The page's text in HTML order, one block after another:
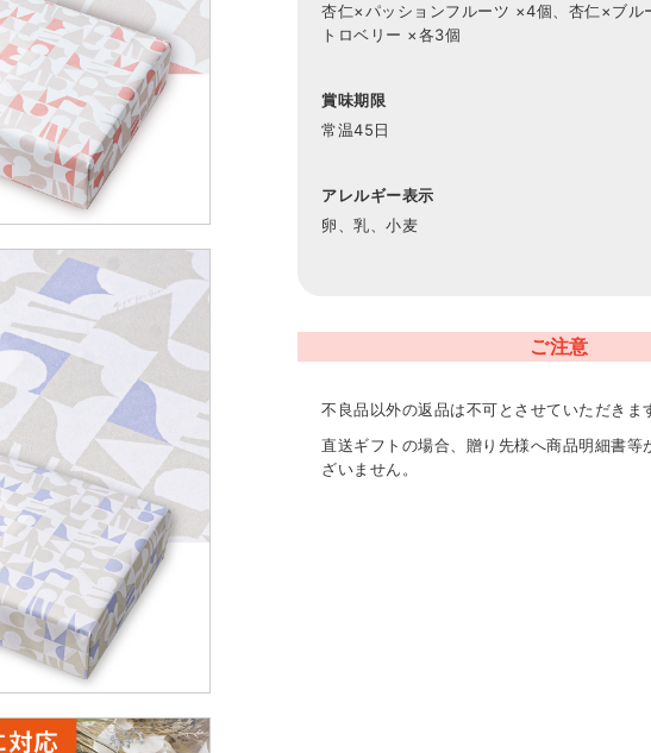
杏仁×パッションフルーツ ×4個、杏仁×ブル
トロベリー ×各3個
賞味期限
常温45日
アレルギー表示
卵、乳、小麦
ご注意
不良品以外の返品は不可とさせていただきま
直送ギフトの場合、贈り先様へ商品明細書等
ざいません。